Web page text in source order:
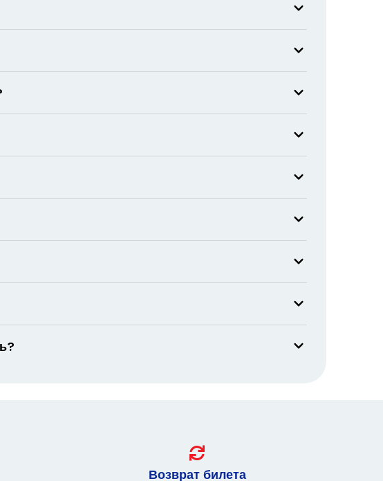
Возврат билета